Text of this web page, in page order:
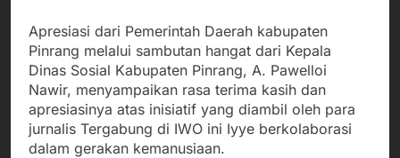
Apresiasi dari Pemerintah Daerah kabupaten
Pinrang melalui sambutan hangat dari Kepala
Dinas Sosial Kabupaten Pinrang, A. Pawelloi
Nawir, menyampaikan rasa terima kasih dan
apresiasinya atas inisiatif yang diambil oleh para
jurnalis Tergabung di IWO ini Iyye berkolaborasi
dalam gerakan kemanusiaan.